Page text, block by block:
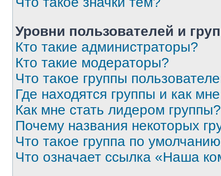
Уровни пользователей и
Кто такие администраторы?
Кто такие модераторы?
Что такое группы
Где находятся группы и как
Как мне стать лидером группы?
Почему названия некоторых
Что такое группа по
Что означает ссылка «Наша